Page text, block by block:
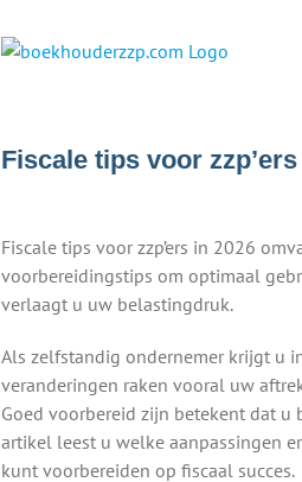
Fiscale tips voor
Fiscale tips voor zzp’ers in 2026
voorbereidingstips om optimaal
verlaagt u uw belastingdruk.
Als zelfstandig ondernemer krijgt u
veranderingen raken vooral uw
Goed voorbereid zijn betekent dat
artikel leest u welke aanpassingen
kunt voorbereiden op fiscaal succes.